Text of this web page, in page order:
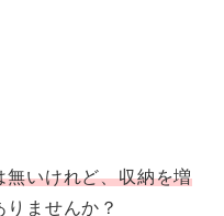
無いけれど、収納を増
りませんか？